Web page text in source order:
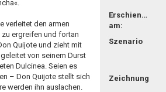
verleitet den armen
ergreifen und fortan
Quijote und zieht mit
von seinem Durst
Dulcinea. Seien es
– Don Quijote stellt sich
werden ihn auslachen.
Erschienen
am:
Szenario
Zeichnung